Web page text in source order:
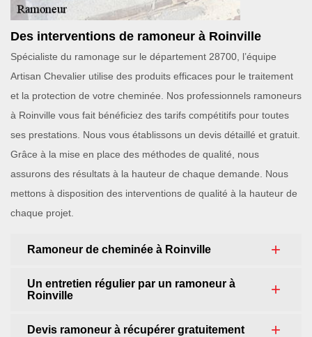
Des interventions de ramoneur à Roinville
Spécialiste du ramonage sur le département 28700, l’équipe
Artisan Chevalier utilise des produits efficaces pour le traitement
et la protection de votre cheminée. Nos professionnels ramoneurs
à Roinville vous fait bénéficiez des tarifs compétitifs pour toutes
ses prestations. Nous vous établissons un devis détaillé et gratuit.
Grâce à la mise en place des méthodes de qualité, nous
assurons des résultats à la hauteur de chaque demande. Nous
mettons à disposition des interventions de qualité à la hauteur de
chaque projet.
Ramoneur de cheminée à Roinville
Un entretien régulier par un ramoneur à
Roinville
Devis ramoneur à récupérer gratuitement